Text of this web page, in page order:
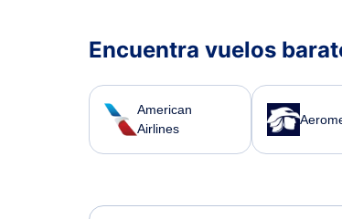
Encuentra vuelos
American
Airlines